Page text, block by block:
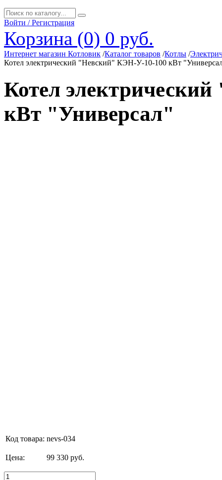
Войти / Регистрация
Корзина (0) 0 руб.
Интернет магазин Котловик /Каталог товаров /Котлы /
Котел электрический "Невский" КЭН-У-10-100 кВт
Котел
кВт "Универсал"
Код товара: nevs-034
Цена: 99 330 руб.